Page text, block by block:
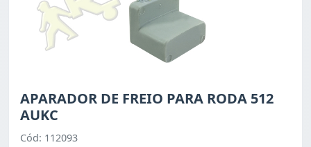
APARADOR DE FREIO PARA RODA 512
AUKC
Cód: 112093